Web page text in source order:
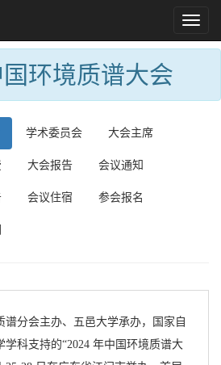
国环境质谱大会
Toggle
学术委员会 大会主席
大会报告 会议通知
会议住宿 参会报名
谱分会主办、五邑大学承办，国家自
科支持的“2024 年中国环境质谱大